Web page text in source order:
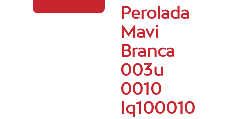
Perolada
Mavi
Branca
003u
0010
Iq100010